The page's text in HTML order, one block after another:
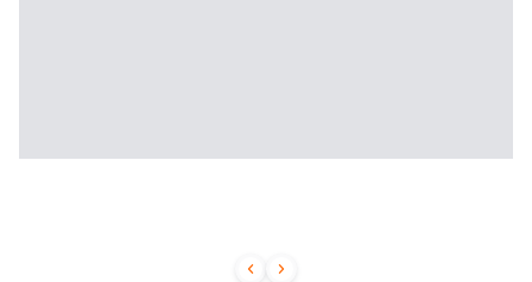
 